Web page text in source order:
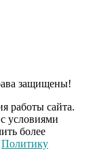
защищены!
работы сайта.
условиями
более
Политику